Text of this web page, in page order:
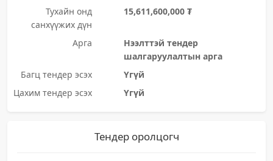
Тухайн онд
санхүүжих дүн
15,611,600,000 ₮
Арга
Нээлттэй тендер
шалгаруулалтын арга
Багц тендер эсэх
Үгүй
Цахим тендер эсэх
Үгүй
Тендер оролцогч